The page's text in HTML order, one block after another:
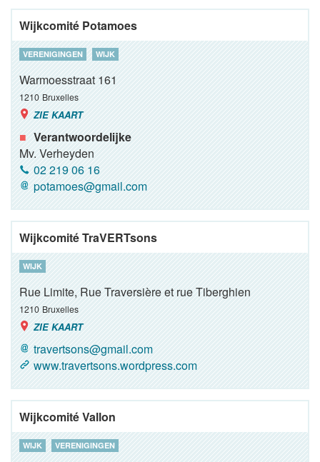
Wijkcomité Potamoes
VERENIGINGEN WIJK
Warmoesstraat 161
1210 Bruxelles
ZIE KAART
Verantwoordelijke
Mv. Verheyden
02 219 06 16
potamoes@gmail.com
Wijkcomité TraVERTsons
WIJK
Rue Limite, Rue Traversière et rue Tiberghien
1210 Bruxelles
ZIE KAART
travertsons@gmail.com
www.travertsons.wordpress.com
Wijkcomité Vallon
WIJK VERENIGINGEN